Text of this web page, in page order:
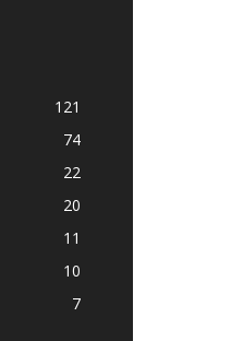
121
74
22
20
11
10
7